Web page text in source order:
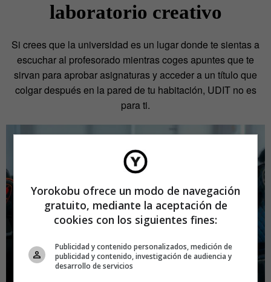
laboratorio creativo
Si crees que la universidad es un lugar donde te sientas a
escuchar al profesorado mientras coges apuntes que te
sirvan para aprobar asignaturas y acceder a un título que
colgar después en la pared de tu habitación, UDIT no es
para ti.
Yorokobu ofrece un modo de navegación
gratuito, mediante la aceptación de
cookies con los siguientes fines:
Publicidad y contenido personalizados, medición de
publicidad y contenido, investigación de audiencia y
desarrollo de servicios